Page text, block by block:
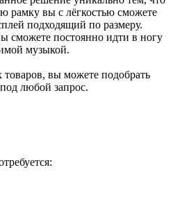
рамку вы с лёгкостью сможете
подходящий по размеру.
сможете постоянно идти в ногу
музыкой.
вы можете подобрать
любой запрос.